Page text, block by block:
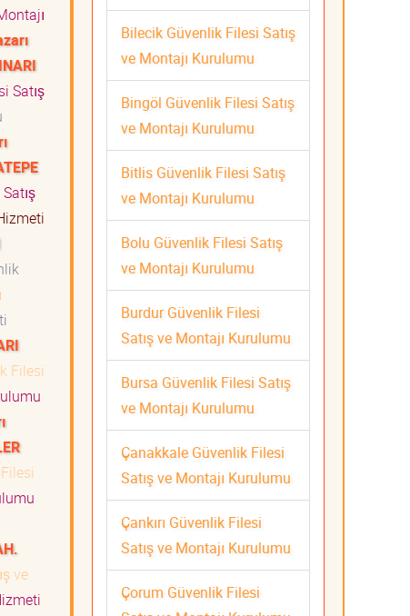
Satış
Filesi
ve
Bilecik Güvenlik Filesi Satış
ve Montajı Kurulumu
Bingöl Güvenlik Filesi Satış
ve Montajı Kurulumu
Bitlis Güvenlik Filesi Satış
ve Montajı Kurulumu
Bolu Güvenlik Filesi Satış
ve Montajı Kurulumu
Burdur Güvenlik Filesi
Satış ve Montajı Kurulumu
Bursa Güvenlik Filesi Satış
ve Montajı Kurulumu
Çanakkale Güvenlik Filesi
Satış ve Montajı Kurulumu
Çankırı Güvenlik Filesi
Satış ve Montajı Kurulumu
Çorum Güvenlik Filesi